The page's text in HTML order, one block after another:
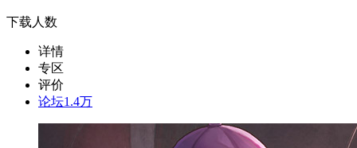
下载人数
详情
专区
评价
论坛1.4万